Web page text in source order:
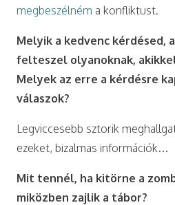
megbeszélném a konfliktust.
Melyik a kedvenc kérdésed,
felteszel olyanoknak,
Melyek az erre a kérdésre
válaszok?
Legviccesebb sztorik
ezeket, bizalmas információk…
Mit tennél, ha kitörne a
miközben zajlik a tábor?